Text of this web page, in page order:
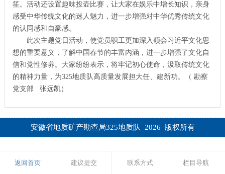
笙。活动还设置趣味投壶比赛，让大家在娱乐中增长知识，亲身
感受中华传统文化的迷人魅力，进一步增强对中华优秀传统文化
的认同感和自豪感。
此次主题党日活动，使党员职工更加深入领会习近平文化思
想的重要意义，了解中国春节的丰富内涵，进一步增强了文化自
信和党性修养。大家纷纷表示，将牢记初心使命，汲取传统文化
的精神力量，为325地质队高质量发展担大任、建新功。（ 勘察
党支部 张远凯）
安徽省地质矿产勘查局325地质队 2026 版权所有
返回首页 建议提交 联系方式 栏目导航